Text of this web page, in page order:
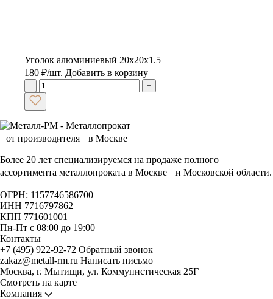
Уголок алюминиевый 20х20х1.5
180 ₽/шт. Добавить в корзину
- +
Более 20 лет специализируемся на продаже полного
ассортимента металлопроката в Москве и Московской области.
ОГРН: 1157746586700
ИНН 7716797862
КПП 771601001
Пн-Пт с 08:00 до 19:00
Контакты
+7 (495) 922-92-72 Обратный звонок
zakaz@metall-rm.ru Написать письмо
Москва, г. Мытищи, ул. Коммунистическая 25Г
Смотреть на карте
Компания